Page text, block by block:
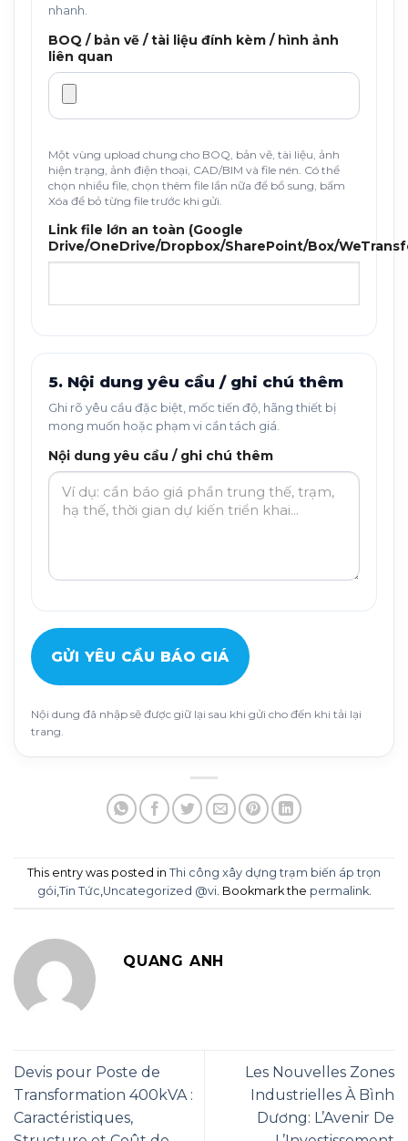
nhanh.
BOQ / bản vẽ / tài liệu đính kèm / hình ảnh
liên quan
Một vùng upload chung cho BOQ, bản vẽ, tài liệu, ảnh
hiện trạng, ảnh điện thoại, CAD/BIM và file nén. Có thể
chọn nhiều file, chọn thêm file lần nữa để bổ sung, bấm
Xóa để bỏ từng file trước khi gửi.
Link file lớn an toàn (Google
Drive/OneDrive/Dropbox/SharePoint/Box/
5. Nội dung yêu cầu / ghi chú thêm
Ghi rõ yêu cầu đặc biệt, mốc tiến độ, hãng thiết bị
mong muốn hoặc phạm vi cần tách giá.
Nội dung yêu cầu / ghi chú thêm
GỬI YÊU CẦU BÁO GIÁ
Nội dung đã nhập sẽ được giữ lại sau khi gửi cho đến khi tải lại
trang.
This entry was posted in Thi công xây dựng trạm biến áp trọn
gói,Tin Tức,Uncategorized @vi. Bookmark the permalink.
QUANG ANH
Devis pour Poste de
Transformation 400kVA :
Caractéristiques,
Les Nouvelles Zones
Industrielles À Bình
Dương: L’Avenir De